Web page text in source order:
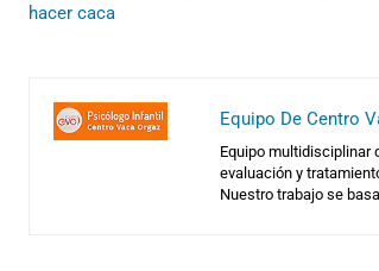
hacer caca
Equipo De Centro
Equipo multidisciplinar
evaluación y
Nuestro trabajo se